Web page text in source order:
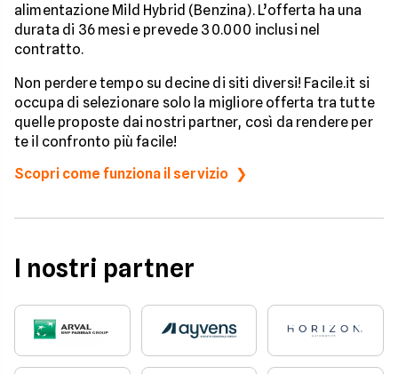
alimentazione Mild Hybrid (Benzina). L’offerta ha una
durata di 36 mesi e prevede 30.000 inclusi nel
contratto.
Non perdere tempo su decine di siti diversi! Facile.it si
occupa di selezionare solo la migliore offerta tra tutte
quelle proposte dai nostri partner, così da rendere per
te il confronto più facile!
Scopri come funziona il servizio
I nostri partner